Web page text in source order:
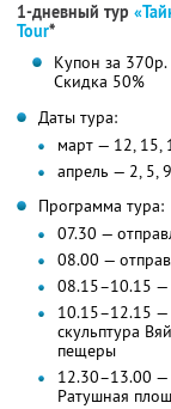
1-дневный тур
Tour*
Купон за
Скидка 50%
Даты тура:
март — 12, 15,
апрель — 2, 5,
Программа тура:
07.30 —
08.00 —
08.15–10.15 —
10.15–12.15 —
скульптура
пещеры
12.30–13.00 —
Ратушная